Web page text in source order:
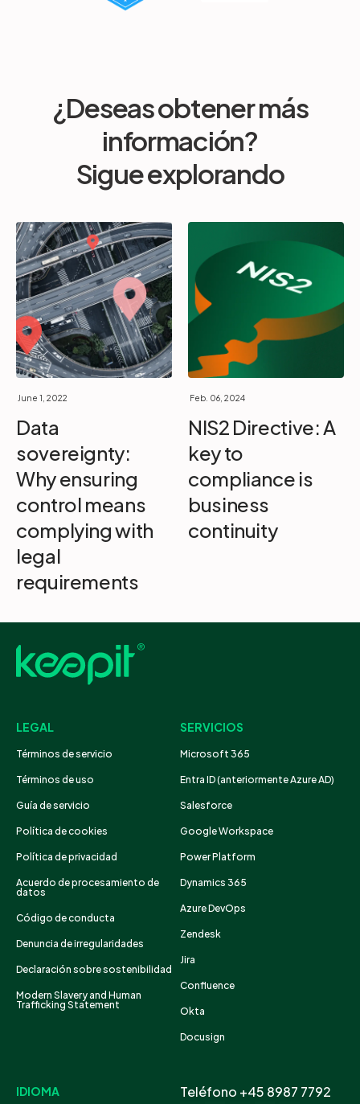
¿Deseas obtener más
información?
Sigue explorando
June 1, 2022
Data
sovereignty:
Why ensuring
control means
complying with
legal
requirements
Feb. 06, 2024
NIS2 Directive: A
key to
compliance is
business
continuity
LEGAL
Términos de servicio
Términos de uso
Guía de servicio
Política de cookies
Política de privacidad
Acuerdo de procesamiento de
datos
Código de conducta
Denuncia de irregularidades
Declaración sobre sostenibilidad
Modern Slavery and Human
Trafficking Statement
SERVICIOS
Microsoft 365
Entra ID (anteriormente Azure AD)
Salesforce
Google Workspace
Power Platform
Dynamics 365
Azure DevOps
Zendesk
Jira
Confluence
Okta
Docusign
IDIOMA Teléfono +45 8987 7792